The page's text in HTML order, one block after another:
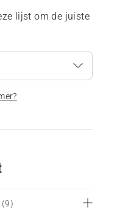
lijst om de juiste
(9)